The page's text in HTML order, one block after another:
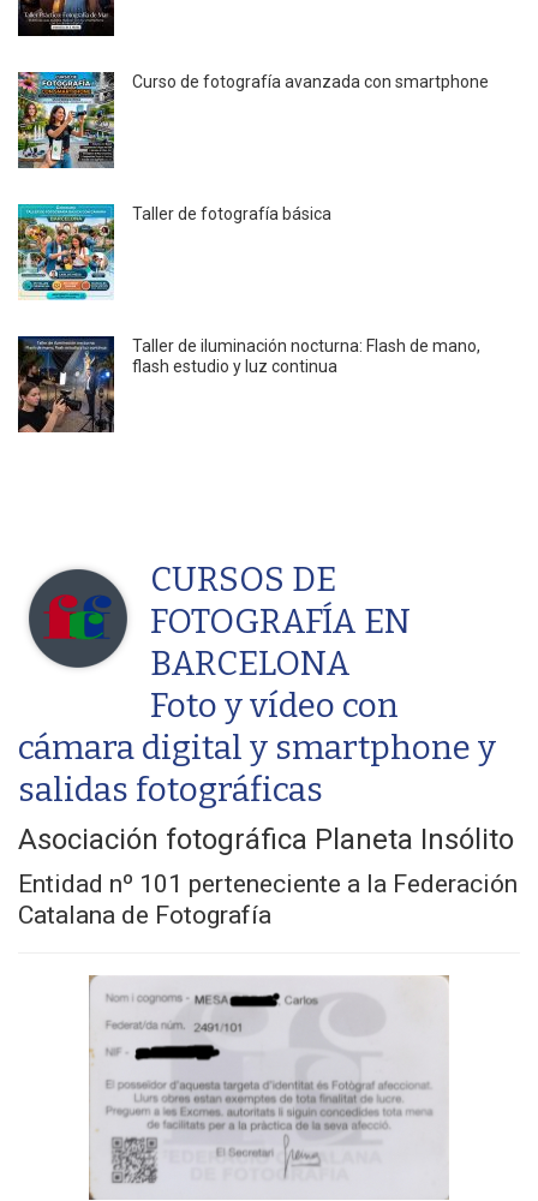
Curso de fotografía avanzada con smartphone
Taller de fotografía básica
Taller de iluminación nocturna: Flash de mano,
flash estudio y luz continua
CURSOS DE
FOTOGRAFÍA EN
BARCELONA
Foto y vídeo con
cámara digital y smartphone y
salidas fotográficas
Asociación fotográfica Planeta Insólito
Entidad nº 101 perteneciente a la Federación
Catalana de Fotografía